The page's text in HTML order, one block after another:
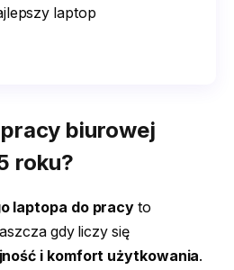
laptop
biurowej
roku?
laptopa do pracy to
gdy liczy się
i komfort użytkowania.